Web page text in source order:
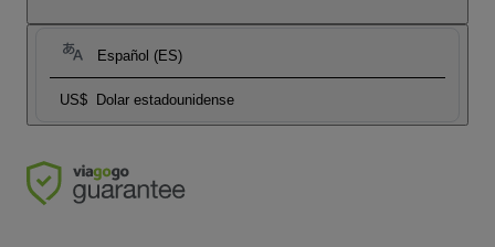
Español (ES)
US$ Dolar estadounidense